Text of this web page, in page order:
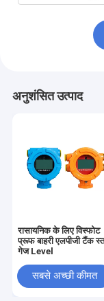
अनुशंसित उत्पाद
रासायनिक के लिए विस्फोट
प्रूफ बाहरी एलपीजी टैंक
गेज Level
सबसे अच्छी कीमत